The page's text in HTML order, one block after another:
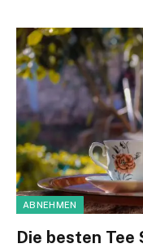
ABNEHMEN
Die besten